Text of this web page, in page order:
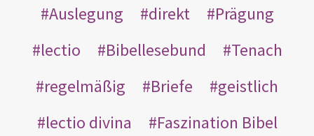
Auslegung
direkt
Prägung
lectio
Bibellesebund
Tenach
regelmäßig
Briefe
geistlich
lectio divina
Faszination Bibel